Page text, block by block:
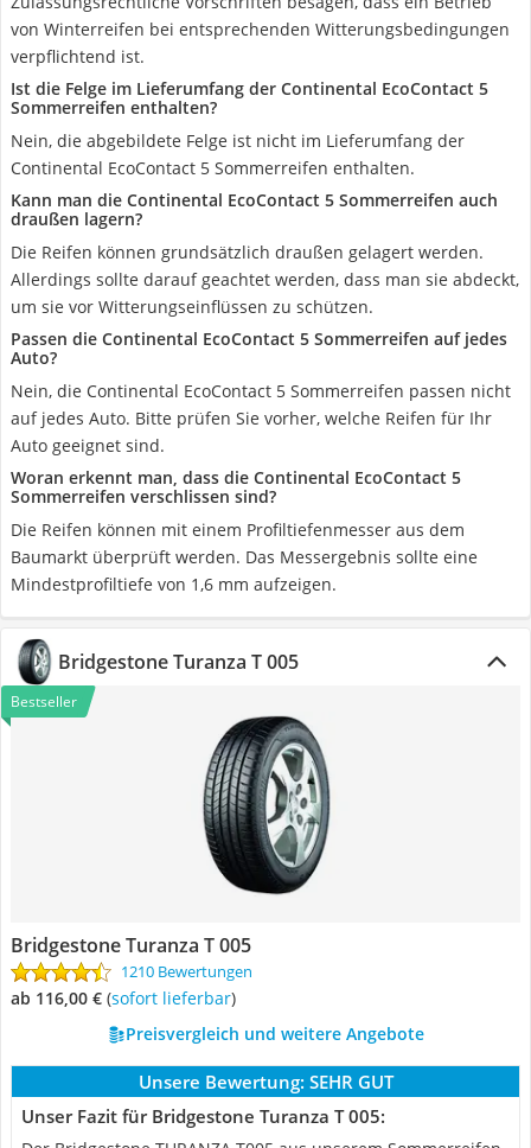
von Winterreifen bei entsprechenden Witterungsbedingungen
verpflichtend ist.
Ist die Felge im Lieferumfang der Continental EcoContact 5
Sommerreifen enthalten?
Nein, die abgebildete Felge ist nicht im Lieferumfang der
Continental EcoContact 5 Sommerreifen enthalten.
Kann man die Continental EcoContact 5 Sommerreifen auch
draußen lagern?
Die Reifen können grundsätzlich draußen gelagert werden.
Allerdings sollte darauf geachtet werden, dass man sie abdeckt,
um sie vor Witterungseinflüssen zu schützen.
Passen die Continental EcoContact 5 Sommerreifen auf jedes
Auto?
Nein, die Continental EcoContact 5 Sommerreifen passen nicht
auf jedes Auto. Bitte prüfen Sie vorher, welche Reifen für Ihr
Auto geeignet sind.
Woran erkennt man, dass die Continental EcoContact 5
Sommerreifen verschlissen sind?
Die Reifen können mit einem Profiltiefenmesser aus dem
Baumarkt überprüft werden. Das Messergebnis sollte eine
Mindestprofiltiefe von 1,6 mm aufzeigen.
Bridgestone Turanza T 005
Bestseller
Bridgestone Turanza T 005
1210 Bewertungen
ab 116,00 € ( Sofort lieferbar)
Preisvergleich und weitere Angebote
Unsere Bewertung: SEHR GUT
Unser Fazit für Bridgestone Turanza T 005: